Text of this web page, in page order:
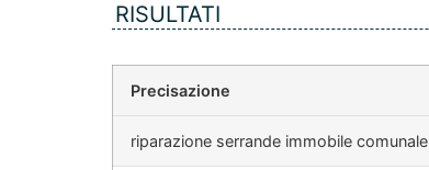
RISULTATI
Precisazione
riparazione serrande immobile comunale